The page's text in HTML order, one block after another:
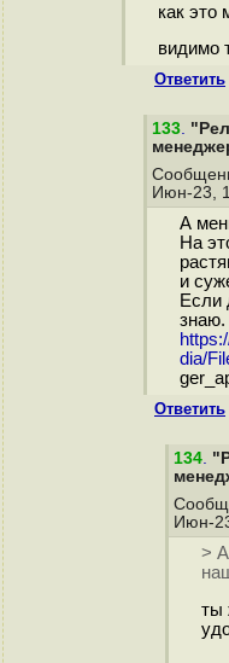
как это
видимо
Ответить
133.
Июн-23,
А
На
и
Если
знаю.
dia/
Ответить
134.
Июн-
>
ты